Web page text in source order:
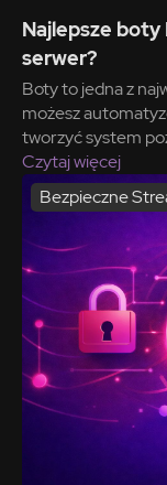
Najlepsze boty
serwer?
Boty to jedna z
możesz
tworzyć system
Czytaj więcej
Bezpieczne